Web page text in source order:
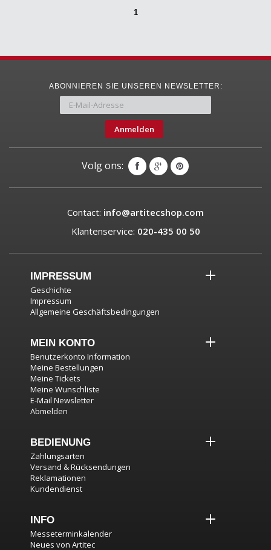
1
ABONNIEREN SIE UNSEREN NEWSLETTER:
Anmelden
Volg ons:
Contact: info@artitecshop.com
Klantenservice: 020-435 00 50
IMPRESSUM
Geschichte
Impressum
Allgemeine Geschäftsbedingungen
MEIN KONTO
Benutzerkonto Information
Meine Bestellungen
Meine Tickets
Meine Wunschliste
E-Mail Newsletter
Abmelden
BEDIENUNG
Zahlungsarten
Versand & Rücksendungen
Reklamationen
Kundendienst
INFO
Messeterminkalender
Neues von Artitec